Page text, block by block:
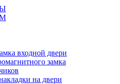
входной двери
замка
на двери